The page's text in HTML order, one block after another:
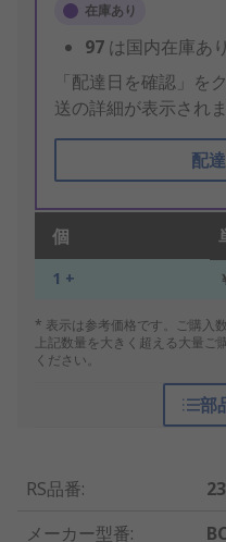
在庫あり
97 は国内在庫あり
「配達日を確認」を
送の詳細が表示されま
配
個
1 +
* 表示は参考価格です。ご購入
上記数量を大きく超える大量ご
ください。
部
RS品番:
メーカー型番: